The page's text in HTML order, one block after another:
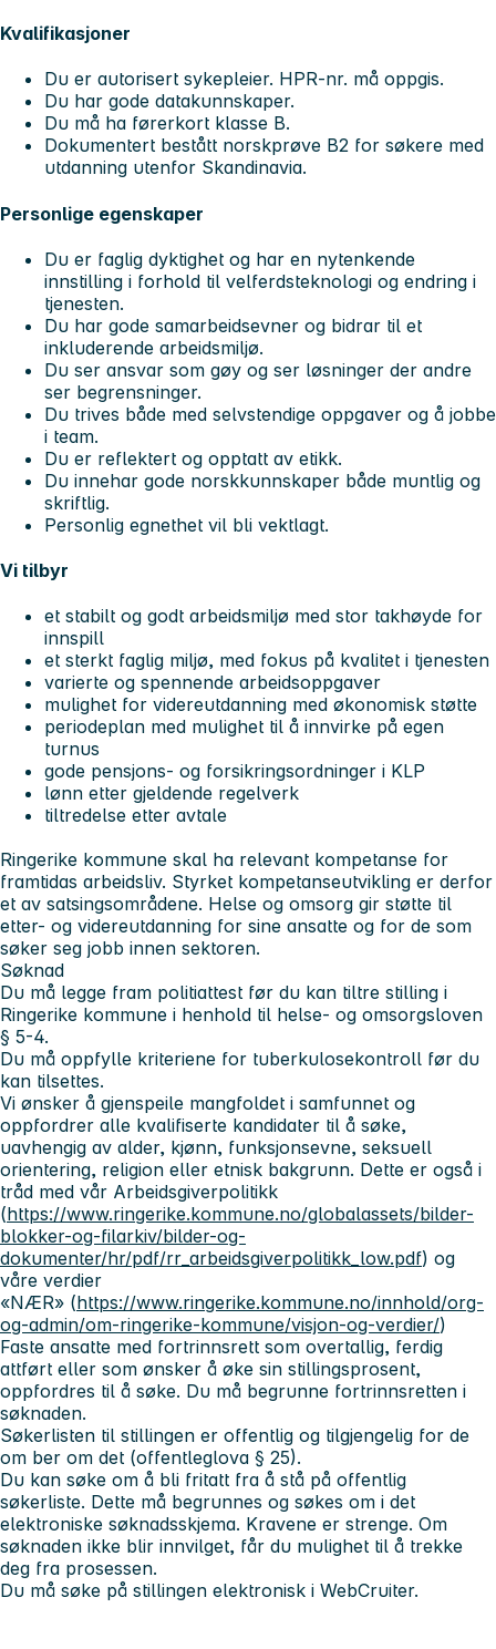
Kvalifikasjoner
Du er autorisert sykepleier. HPR-nr. må oppgis.
Du har gode datakunnskaper.
Du må ha førerkort klasse B.
Dokumentert bestått norskprøve B2 for søkere med
utdanning utenfor Skandinavia.
Personlige egenskaper
Du er faglig dyktighet og har en nytenkende
innstilling i forhold til velferdsteknologi og endring i
tjenesten.
Du har gode samarbeidsevner og bidrar til et
inkluderende arbeidsmiljø.
Du ser ansvar som gøy og ser løsninger der andre
ser begrensninger.
Du trives både med selvstendige oppgaver og å jobbe
i team.
Du er reflektert og opptatt av etikk.
Du innehar gode norskkunnskaper både muntlig og
skriftlig.
Personlig egnethet vil bli vektlagt.
Vi tilbyr
et stabilt og godt arbeidsmiljø med stor takhøyde for
innspill
et sterkt faglig miljø, med fokus på kvalitet i tjenesten
varierte og spennende arbeidsoppgaver
mulighet for videreutdanning med økonomisk støtte
periodeplan med mulighet til å innvirke på egen
turnus
gode pensjons- og forsikringsordninger i KLP
lønn etter gjeldende regelverk
tiltredelse etter avtale
Ringerike kommune skal ha relevant kompetanse for
framtidas arbeidsliv. Styrket kompetanseutvikling er derfor
et av satsingsområdene. Helse og omsorg gir støtte til
etter- og videreutdanning for sine ansatte og for de som
søker seg jobb innen sektoren.
Søknad
Du må legge fram politiattest før du kan tiltre stilling i
Ringerike kommune i henhold til helse- og omsorgsloven
§ 5-4.
Du må oppfylle kriteriene for tuberkulosekontroll før du
kan tilsettes.
Vi ønsker å gjenspeile mangfoldet i samfunnet og
oppfordrer alle kvalifiserte kandidater til å søke,
uavhengig av alder, kjønn, funksjonsevne, seksuell
orientering, religion eller etnisk bakgrunn. Dette er også i
tråd med vår Arbeidsgiverpolitikk
(https://www.ringerike.kommune.no/globalassets/bilder-
blokker-og-filarkiv/bilder-og-
dokumenter/hr/pdf/rr_arbeidsgiverpolitikk_low.pdf) og
våre verdier
«NÆR» (https://www.ringerike.kommune.no/innhold/org-
og-admin/om-ringerike-kommune/visjon-og-verdier/)
Faste ansatte med fortrinnsrett som overtallig, ferdig
attført eller som ønsker å øke sin stillingsprosent,
oppfordres til å søke. Du må begrunne fortrinnsretten i
søknaden.
Søkerlisten til stillingen er offentlig og tilgjengelig for de
om ber om det (offentleglova § 25).
Du kan søke om å bli fritatt fra å stå på offentlig
søkerliste. Dette må begrunnes og søkes om i det
elektroniske søknadsskjema. Kravene er strenge. Om
søknaden ikke blir innvilget, får du mulighet til å trekke
deg fra prosessen.
Du må søke på stillingen elektronisk i WebCruiter.